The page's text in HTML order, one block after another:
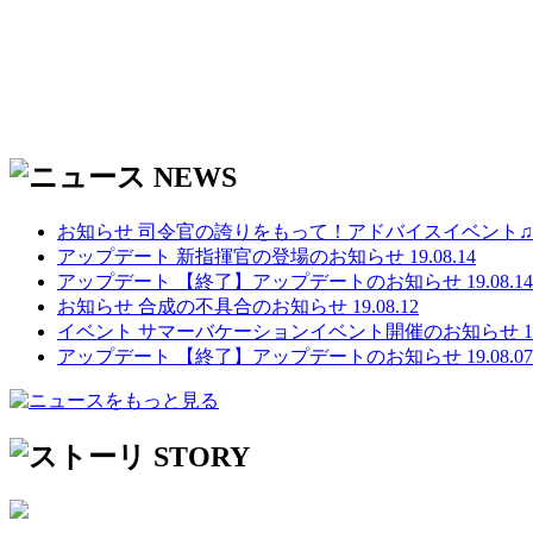
お知らせ 司令官の誇りをもって！アドバイスイベント
アップデート 新指揮官の登場のお知らせ 19.08.14
アップデート
【終了】アップデートのお知らせ 19.08.14
お知らせ 合成の不具合のお知らせ 19.08.12
イベント サマーバケーションイベント開催のお知らせ
アップデート
【終了】アップデートのお知らせ 19.08.07